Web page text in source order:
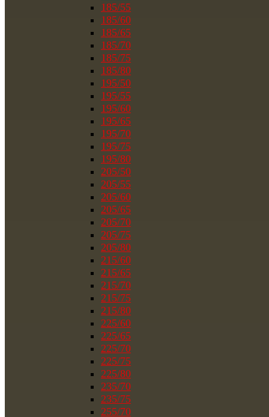
185/55
185/60
185/65
185/70
185/75
185/80
195/50
195/55
195/60
195/65
195/70
195/75
195/80
205/50
205/55
205/60
205/65
205/70
205/75
205/80
215/60
215/65
215/70
215/75
215/80
225/60
225/65
225/70
225/75
225/80
235/70
235/75
255/70